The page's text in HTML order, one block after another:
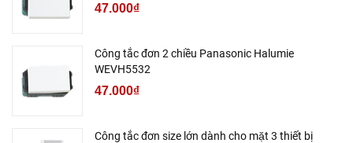
47.000₫
Công tắc đơn 2 chiều Panasonic Halumie
WEVH5532
47.000₫
Công tắc đơn size lớn dành cho mặt 3 thiết bị